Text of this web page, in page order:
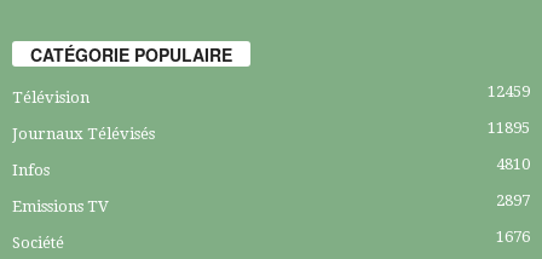
CATÉGORIE POPULAIRE
Télévision 12459
Journaux Télévisés 11895
Infos 4810
Emissions TV 2897
Société 1676